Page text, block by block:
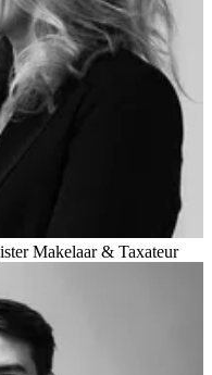
Makelaar & Taxateur